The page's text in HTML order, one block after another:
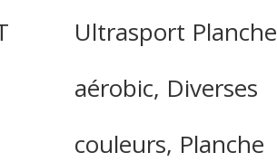
Ultrasport Planche
aérobic, Diverses
couleurs, Planche